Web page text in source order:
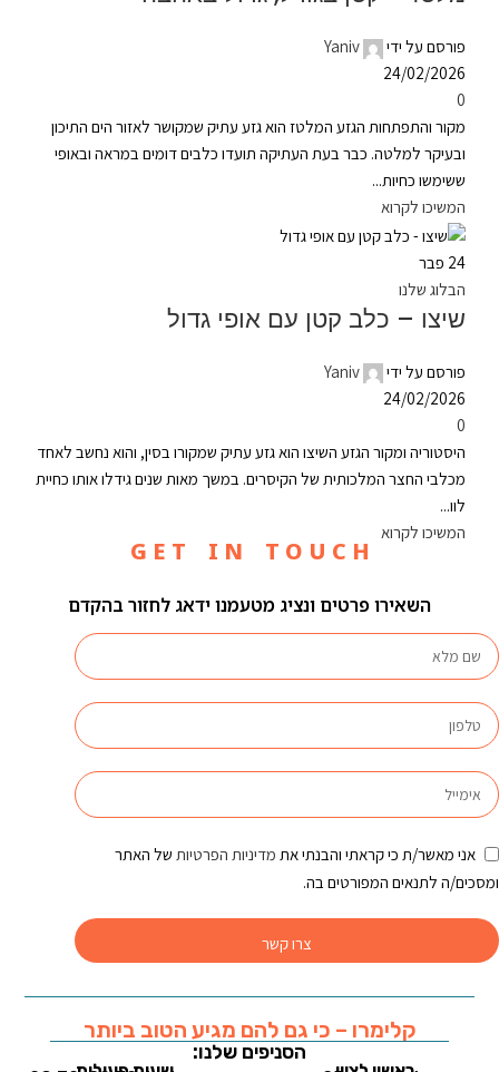
פורסם על ידי
Yaniv
24/02/2026
0
מקור והתפתחות הגזע המלטז הוא גזע עתיק שמקושר לאזור הים התיכון
ובעיקר למלטה. כבר בעת העתיקה תועדו כלבים דומים במראה ובאופי
ששימשו כחיות...
המשיכו לקרוא
24 פבר
הבלוג שלנו
שיצו – כלב קטן עם אופי גדול
פורסם על ידי
Yaniv
24/02/2026
0
היסטוריה ומקור הגזע השיצו הוא גזע עתיק שמקורו בסין, והוא נחשב לאחד
מכלבי החצר המלכותית של הקיסרים. במשך מאות שנים גידלו אותו כחיית
לוו...
המשיכו לקרוא
G E T I N T O U C H
השאירו פרטים ונציג מטעמנו ידאג לחזור בהקדם
אני מאשר/ת כי קראתי והבנתי את מדיניות הפרטיות של האתר
ומסכים/ה לתנאים המפורטים בה.
צרו קשר
קלימרו – כי גם להם מגיע הטוב ביותר
הסניפים שלנו: